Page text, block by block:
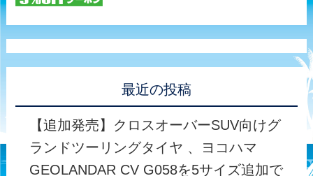
最近の投稿
【追加発売】クロスオーバーSUV向けグ
ランドツーリングタイヤ 、ヨコハマ
GEOLANDAR CV G058を5サイズ追加で